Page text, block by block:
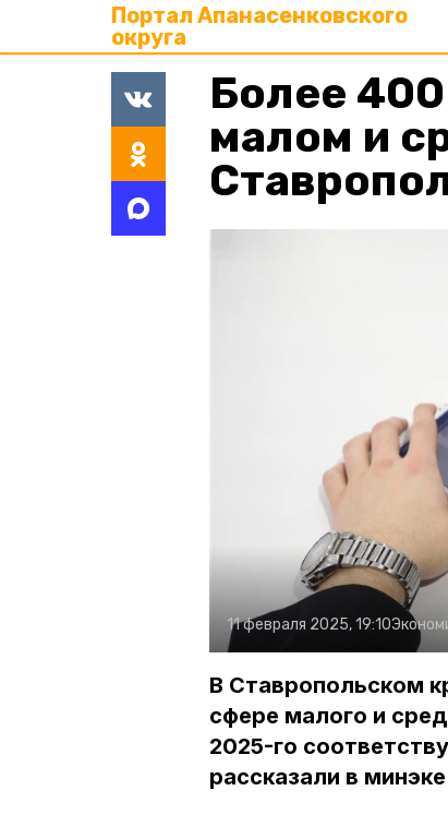
Портал Апанасенковского
округа
Более
малом и
11 февраля 2025, 19:10
В Ставропольском
сфере малого и
2025-го
рассказали в